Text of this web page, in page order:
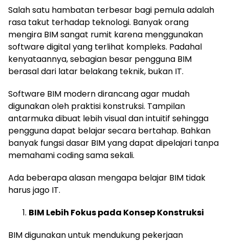
Salah satu hambatan terbesar bagi pemula adalah
rasa takut terhadap teknologi. Banyak orang
mengira BIM sangat rumit karena menggunakan
software digital yang terlihat kompleks. Padahal
kenyataannya, sebagian besar pengguna BIM
berasal dari latar belakang teknik, bukan IT.
Software BIM modern dirancang agar mudah
digunakan oleh praktisi konstruksi. Tampilan
antarmuka dibuat lebih visual dan intuitif sehingga
pengguna dapat belajar secara bertahap. Bahkan
banyak fungsi dasar BIM yang dapat dipelajari tanpa
memahami coding sama sekali.
Ada beberapa alasan mengapa belajar BIM tidak
harus jago IT.
BIM Lebih Fokus pada Konsep Konstruksi
BIM digunakan untuk mendukung pekerjaan